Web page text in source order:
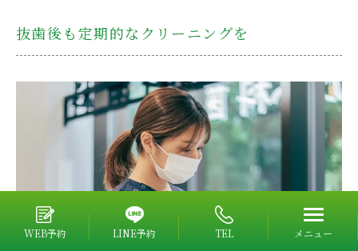
抜歯後も定期的なクリーニングを
WEB予約 LINE予約 TEL メニュー